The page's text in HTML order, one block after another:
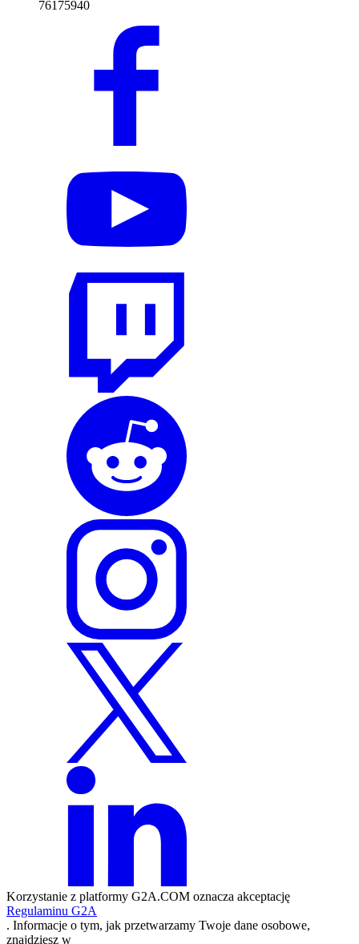
76175940
Korzystanie z platformy G2A.COM oznacza akceptację
Regulaminu G2A
. Informacje o tym, jak przetwarzamy Twoje dane osobowe,
znajdziesz w